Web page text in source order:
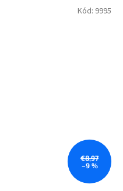
€8,97
–9 %
Kód: 9995